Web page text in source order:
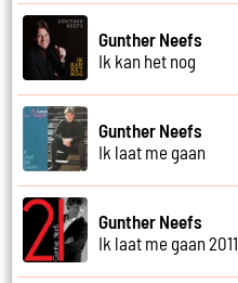
Gunther Neefs
Ik kan het nog
Gunther Neefs
Ik laat me gaan
Gunther Neefs
Ik laat me gaan 2011